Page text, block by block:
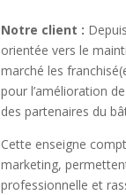
Notre client :
orientée vers le
marché les
pour l’amélioration
des partenaires du
Cette enseigne
marketing,
professionnelle et